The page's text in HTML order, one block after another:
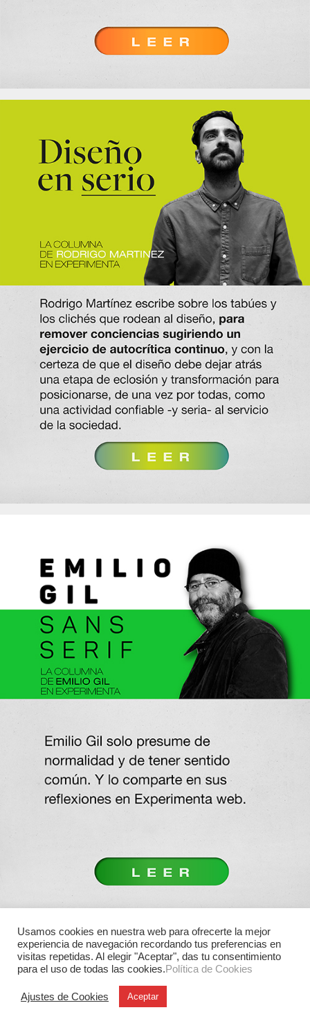
Usamos cookies en nuestra web para ofrecerte la mejor
experiencia de navegación recordando tus preferencias en
visitas repetidas. Al elegir "Aceptar", das tu consentimiento
para el uso de todas las cookies.Política de Cookies
Ajustes de Cookies Aceptar